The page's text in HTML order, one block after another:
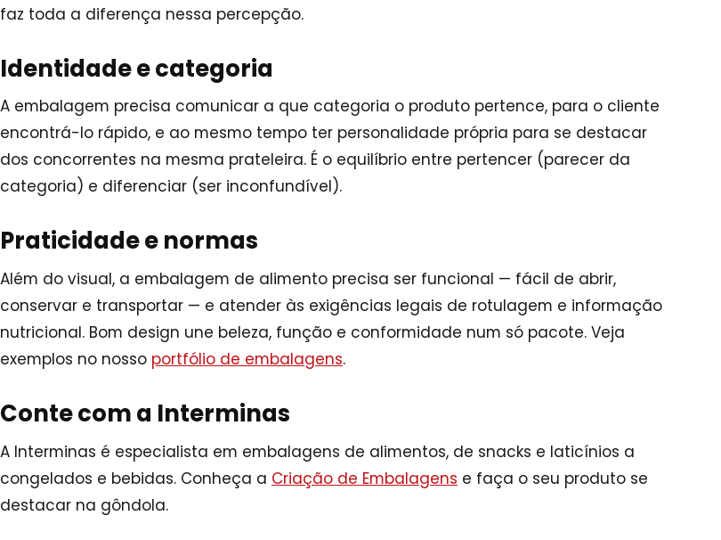
faz toda a diferença nessa percepção.
Identidade e categoria
A embalagem precisa comunicar a que categoria o produto pertence, para o cliente
encontrá-lo rápido, e ao mesmo tempo ter personalidade própria para se destacar
dos concorrentes na mesma prateleira. É o equilíbrio entre pertencer (parecer da
categoria) e diferenciar (ser inconfundível).
Praticidade e normas
Além do visual, a embalagem de alimento precisa ser funcional — fácil de abrir,
conservar e transportar — e atender às exigências legais de rotulagem e informação
nutricional. Bom design une beleza, função e conformidade num só pacote. Veja
exemplos no nosso portfólio de embalagens.
Conte com a Interminas
A Interminas é especialista em embalagens de alimentos, de snacks e laticínios a
congelados e bebidas. Conheça a Criação de Embalagens e faça o seu produto se
destacar na gôndola.